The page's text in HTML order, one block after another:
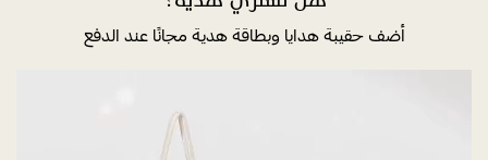
أضف حقيبة هدايا وبطاقة هدية مجانًا عند الدفع